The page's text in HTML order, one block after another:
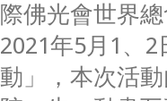
佛光會世界
年5月1、
」，本次活